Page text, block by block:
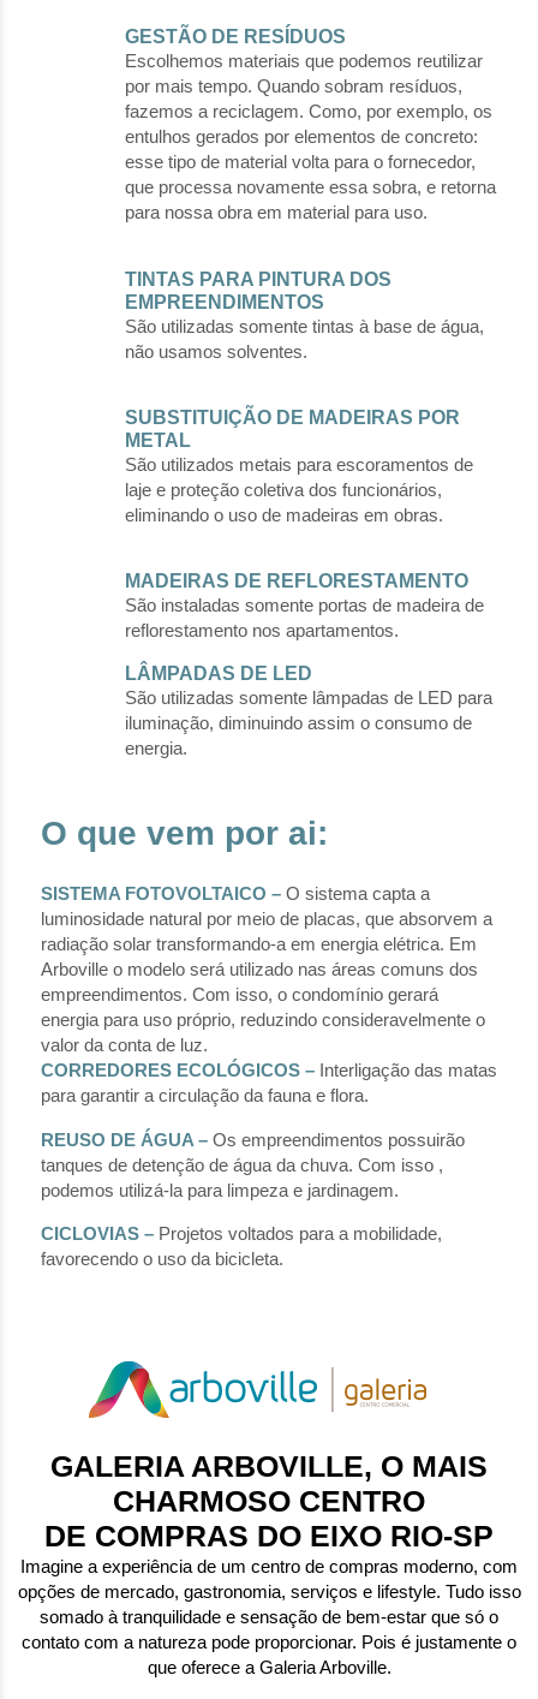
GESTÃO DE RESÍDUOS
Escolhemos materiais que podemos reutilizar
por mais tempo. Quando sobram resíduos,
fazemos a reciclagem. Como, por exemplo, os
entulhos gerados por elementos de concreto:
esse tipo de material volta para o fornecedor,
que processa novamente essa sobra, e retorna
para nossa obra em material para uso.
TINTAS PARA PINTURA DOS
EMPREENDIMENTOS
São utilizadas somente tintas à base de água,
não usamos solventes.
SUBSTITUIÇÃO DE MADEIRAS POR
METAL
São utilizados metais para escoramentos de
laje e proteção coletiva dos funcionários,
eliminando o uso de madeiras em obras.
MADEIRAS DE REFLORESTAMENTO
São instaladas somente portas de madeira de
reflorestamento nos apartamentos.
LÂMPADAS DE LED
São utilizadas somente lâmpadas de LED para
iluminação, diminuindo assim o consumo de
energia.
O que vem por ai:
SISTEMA FOTOVOLTAICO –O sistema capta a
luminosidade natural por meio de placas, que absorvem a
radiação solar transformando-a em energia elétrica. Em
Arboville o modelo será utilizado nas áreas comuns dos
empreendimentos. Com isso, o condomínio gerará
energia para uso próprio, reduzindo consideravelmente o
valor da conta de luz.
CORREDORES ECOLÓGICOS –Interligação das matas
para garantir a circulação da fauna e flora.
REUSO DE ÁGUA –Os empreendimentos possuirão
tanques de detenção de água da chuva. Com isso ,
podemos utilizá-la para limpeza e jardinagem.
CICLOVIAS –Projetos voltados para a mobilidade,
favorecendo o uso da bicicleta.
GALERIA ARBOVILLE, O MAIS
CHARMOSO CENTRO
DE COMPRAS DO EIXO RIO-SP
Imagine a experiência de um centro de compras moderno, com
opções de mercado, gastronomia, serviços e lifestyle. Tudo isso
somado à tranquilidade e sensação de bem-estar que só o
contato com a natureza pode proporcionar. Pois é justamente o
que oferece a Galeria Arboville.